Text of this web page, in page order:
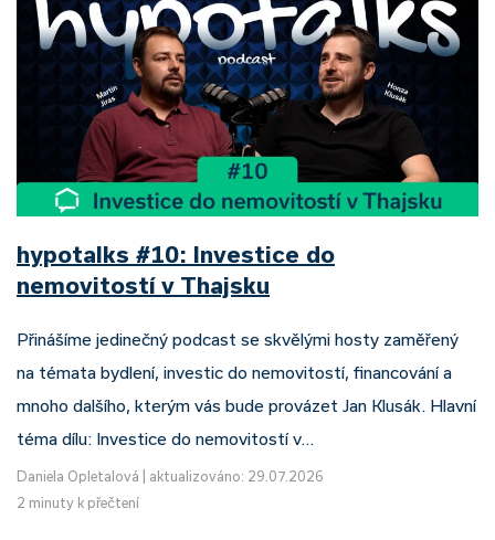
hypotalks #10: Investice do
nemovitostí v Thajsku
Přinášíme jedinečný podcast se skvělými hosty zaměřený
na témata bydlení, investic do nemovitostí, financování a
mnoho dalšího, kterým vás bude provázet Jan Klusák. Hlavní
téma dílu: Investice do nemovitostí v…
Daniela Opletalová
aktualizováno: 29.07.2026
2 minuty k přečtení